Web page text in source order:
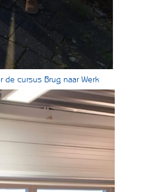
cursus Brug naar Werk